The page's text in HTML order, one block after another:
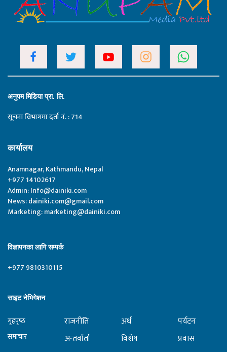
अनुपम मिडिया प्रा. लि.
सूचना विभागमा दर्ता नं. : 714
कार्यालय
Anamnagar, Kathmandu, Nepal
+977 14102617
Admin:Info@dainiki.com
News:dainiki.com@gmail.com
Marketing:marketing@dainiki.com
विज्ञापनका लागि सम्पर्क
+977 9810310115
साइट नेभिगेशन
गृहपृष्‍ठ
समाचार
राजनीति
अन्तर्वार्ता
अर्थ
विशेष
पर्यटन
प्रवास